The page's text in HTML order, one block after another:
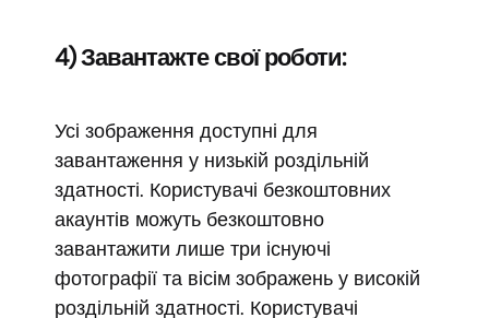
4) Завантажте свої роботи:
Усі зображення доступні для
завантаження у низькій роздільній
здатності. Користувачі безкоштовних
акаунтів можуть безкоштовно
завантажити лише три існуючі
фотографії та вісім зображень у високій
роздільній здатності. Користувачі